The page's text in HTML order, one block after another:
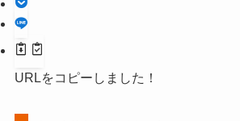
URLをコピーしました！